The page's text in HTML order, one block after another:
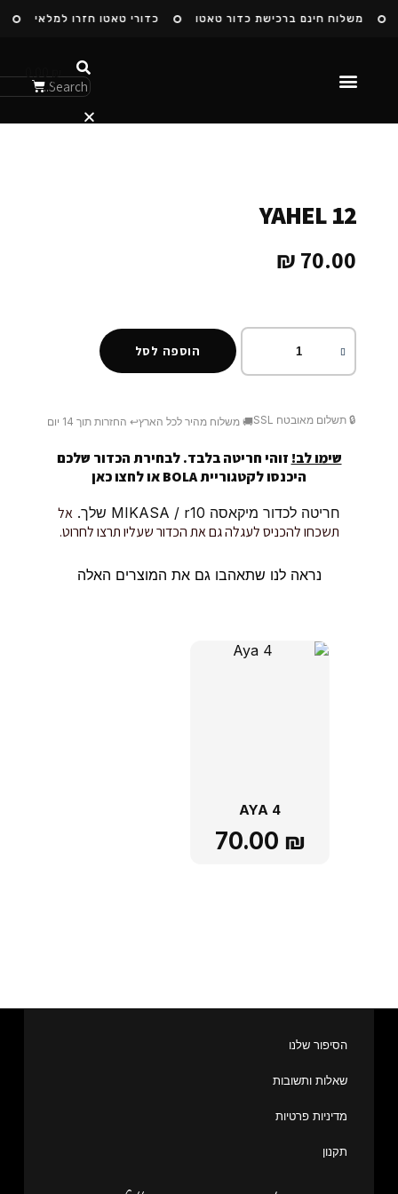
משלוח חינם ברכישת כדור טאטו כדורי טאטו חזרו למלאי
0
YAHEL 12
70.00
₪
הוספה לסל
🔒 תשלום מאובטח SSL 🚚 משלוח מהיר לכל הארץ↩️ החזרות תוך 14 יום
שימו לב! זוהי חריטה בלבד. לבחירת הכדור שלכם
היכנסו לקטגוריית BOLA או
לחצו כאן
חריטה לכדור מיקאסה MIKASA / r10 שלך.
אל
תשכחו להכניס לעגלה גם את הכדור שעליו תרצו לחרוט.
נראה לנו שתאהבו גם את המוצרים האלה
AYA 4
70.00 ₪
הסיפור שלנו
שאלות ותשובות
מדיניות פרטיות
תקנון